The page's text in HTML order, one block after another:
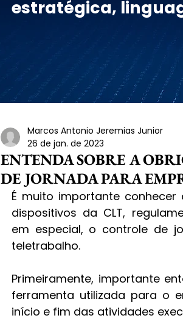
estratégica,
ENTENDA SOBRE A
DE JORNADA PARA
Marcos Antonio Jeremias Junior
26 de jan. de 2023
É muito importante conhecer
dispositivos da CLT,
em especial, o controle de
teletrabalho.
Primeiramente, importante
ferramenta utilizada para o
início e fim das atividades